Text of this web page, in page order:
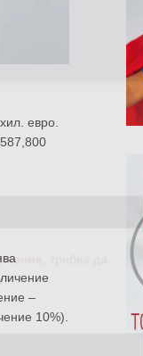
евро.
–
10%).